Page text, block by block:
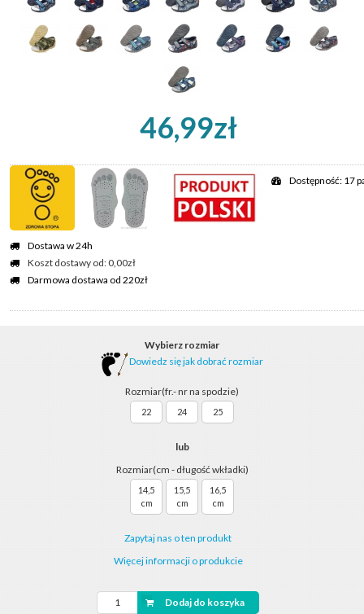
46,99zł
Dostępność: 17
Dostawa w 24h
Koszt dostawy od: 0,00zł
Darmowa dostawa od 220zł
Wybierz rozmiar
Dowiedz się jak dobrać rozmiar
Rozmiar(fr.- nr na spodzie)
22 24 25
lub
Rozmiar(cm - długość wkładki)
14,5
cm
15,5
cm
16,5
cm
Zapytaj nas o ten produkt
Więcej informacji o produkcie
Dodaj do koszyka